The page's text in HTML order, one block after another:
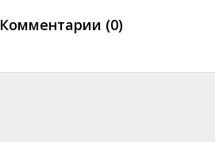
Комментарии (0)